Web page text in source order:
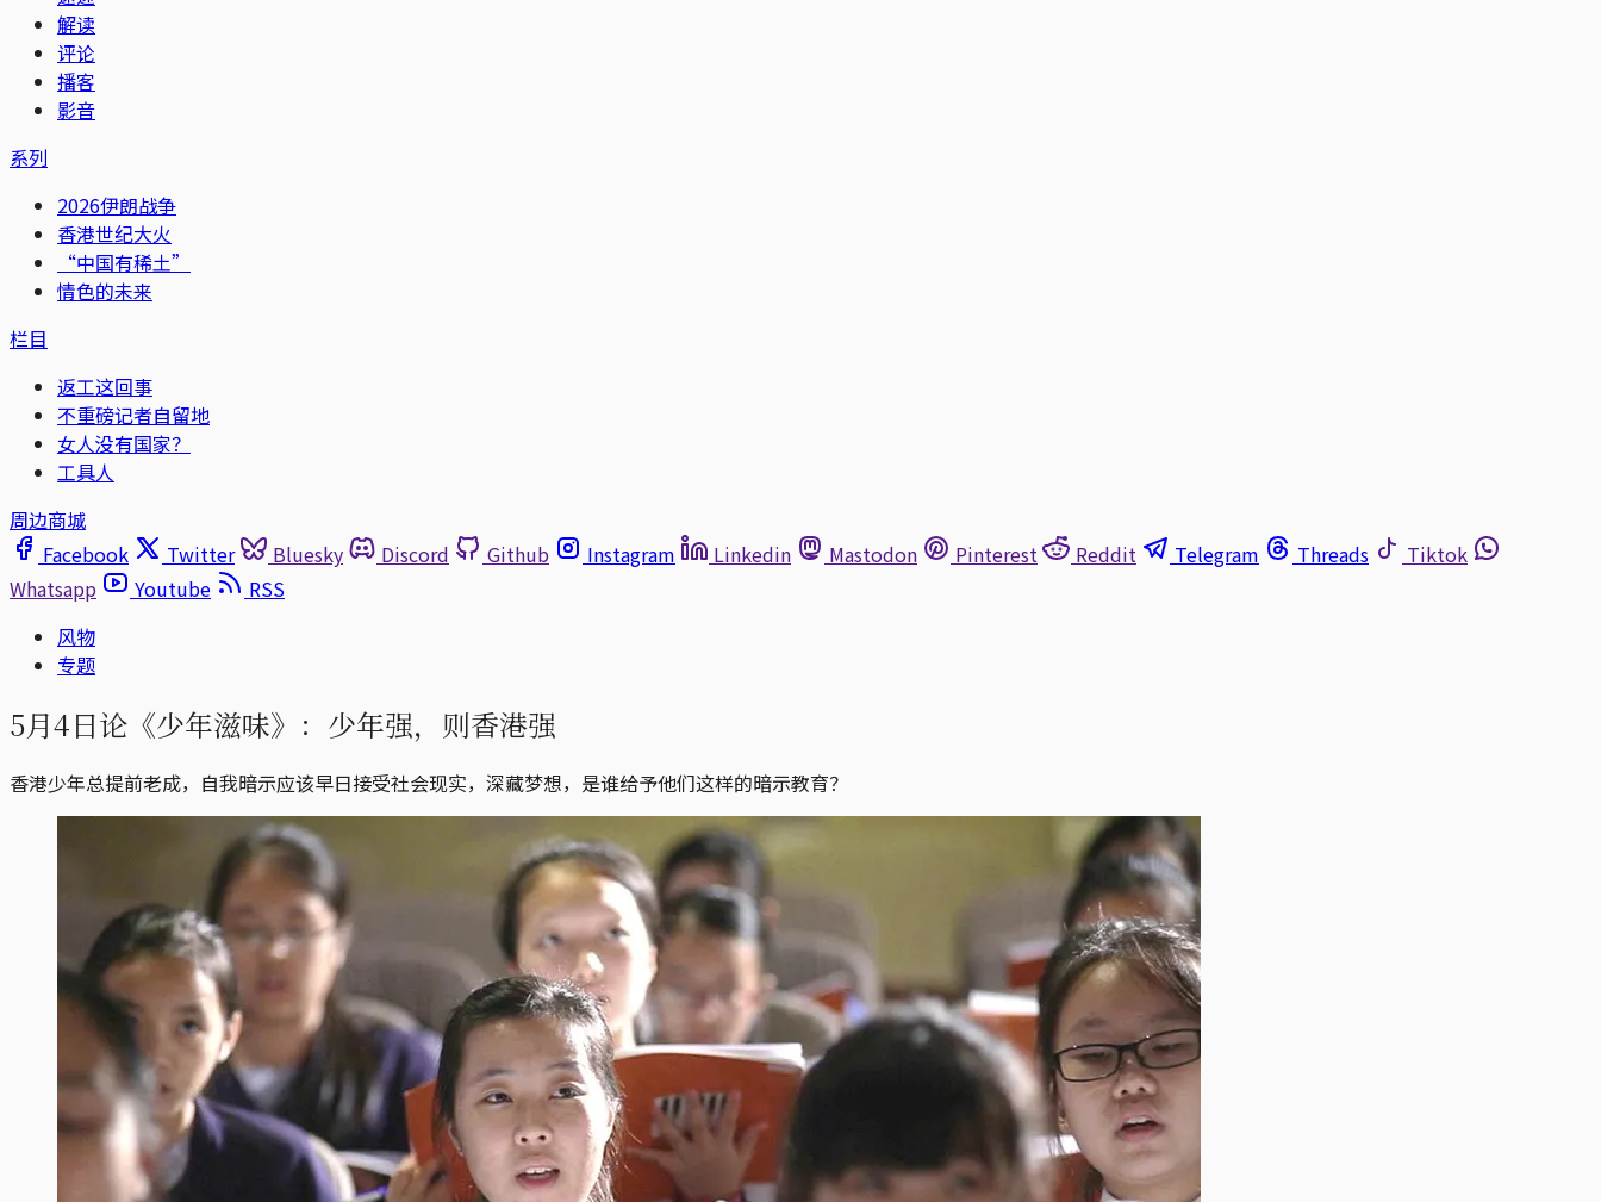
解读
评论
播客
影音
系列
2026伊朗战争
香港世纪大火
“中国有稀土”
情色的未来
栏目
返工这回事
不重磅记者自留地
女人没有国家？
工具人
周边商城
Facebook
Twitter Bluesky Discord Github Instagram Linkedin Mastodon Pinterest Reddit Telegram Threads
Tiktok
Whatsapp
Youtube
RSS
风物
专题
5月4日论《少年滋味》：少年强，则香港强
香港少年总提前老成，自我暗示应该早日接受社会现实，深藏梦想，是谁给予他们这样的暗示教育？